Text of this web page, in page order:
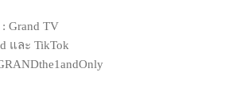
Grand TV
และ TikTok